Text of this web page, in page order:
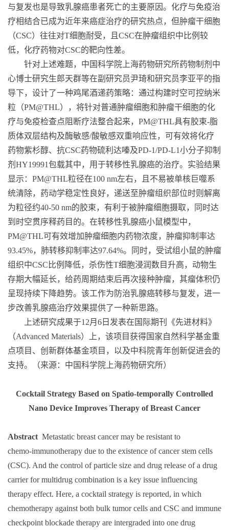
与复发也是导致乳腺癌患者死亡的主要原因。化疗与免疫治
疗相结合已成为近年来癌症治疗的研究热点，但肿瘤干细胞
（CSC）往往对T细胞耐受，且 CSC在肿瘤组织中比例较
低，化疗药物对CSC的靶向性差。
针对上述难题，中国科学院上海药物研究所药物制剂中
心博士研究生郎天群等在副研究员尹琦和研究员李亚平的指
导下，设计了一种鸡尾酒递药策略：通过构建时空可控纳米
粒（PM@THL），将针对普通肿瘤细胞和肿瘤干细胞的化
疗与免疫检查点阻断疗法整合起来， PM@THL具有胶束-脂
质体双层结构及酶敏感/酸敏感双重响应性，可有效将化疗
药物紫杉醇、抗CSC药物硫利达嗪及PD-1/PD-L1小分子抑制
剂 HY19991包载其中，用于转移性乳腺癌的治疗。实验结果
显示： PM@THL粒径在100 nm左右，且不易被单核巨噬系
统清除，药动学稳定性良好，递送至肿瘤组织部位时则解离
为粒径约40-50 nm的胶束，有利于被肿瘤细胞摄取，同时达
到时空贯序释药目的。在转移性乳腺癌小鼠模型中，
PM@THL可有效增加肿瘤细胞内药物浓度，肿瘤抑制率达
93.45%，肺转移抑制率达97.64%。同时，受试组小鼠的肿瘤
组织中CSC 比例降低，杀伤性T细胞浸润数目升高，动物生
存期大幅延长，给药周期结束后再次接种肿瘤，其瘤体积仍
呈现持续下降趋势。该工作为防治乳腺癌转移与复发，进一
步改善乳腺癌治疗效果提供了一种新思路。
上述研究成果于12月 6 日发表在国际期刊《先进材料》
（Advanced Materials）上，该项目获得国家自然科学基金重
点项目、创新群体基金项目，以及中科院青年创新促进会的
支持。（来源：中国科学院上海药物研究所）
Cocktail Strategy Based on Spatio-temporally Controlled
Nano Device Improves Therapy of Breast Cancer
Abstract Metastatic breast cancer may be resistant to
chemo‐immunotherapy due to the existence of cancer stem cells
(CSC). And the control of particle size and drug release of a drug
carrier for multidrug combination is a key issue influencing
therapy effect. Here, a cocktail strategy is reported, in which
chemotherapy against both bulk tumor cells and CSC and immune
checkpoint blockade therapy are intergraded into one drug